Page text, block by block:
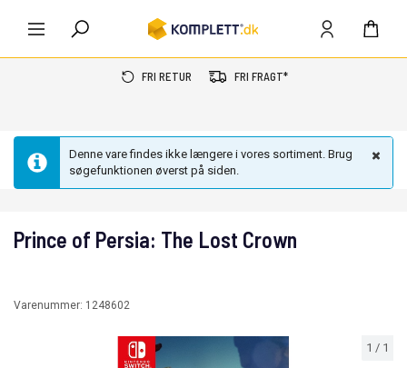
FRI RETUR FRI FRAGT*
Denne vare findes ikke længere i vores sortiment. Brug
søgefunktionen øverst på siden.
1 / 1
Prince of Persia: The Lost Crown
Varenummer: 1248602